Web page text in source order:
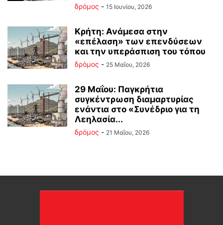
δρόμος - 15 Ιουνίου, 2026
Κρήτη: Ανάμεσα στην
«επέλαση» των επενδύσεων
και την υπεράσπιση του τόπου
δρόμος - 25 Μαΐου, 2026
29 Μαΐου: Παγκρήτια
συγκέντρωση διαμαρτυρίας
ενάντια στο «Συνέδριο για τη
Λεηλασία...
δρόμος - 21 Μαΐου, 2026